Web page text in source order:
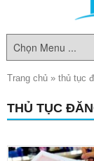
Trang chủ » thủ tục
THỦ TỤC